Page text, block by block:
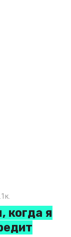
когда я